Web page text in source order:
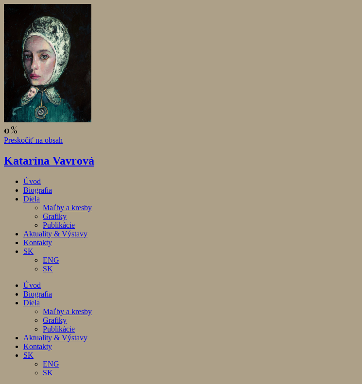
Preskočiť na obsah
Katarína Vavrová
Úvod
Biografia
Diela
Maľby a kresby
Grafiky
Publikácie
Aktuality & Výstavy
Kontakty
SK
ENG
SK
Úvod
Biografia
Diela
Maľby a kresby
Grafiky
Publikácie
Aktuality & Výstavy
Kontakty
SK
ENG
SK